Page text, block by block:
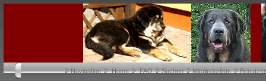
Navigation Home FAQ Suchen Mitgliederliste